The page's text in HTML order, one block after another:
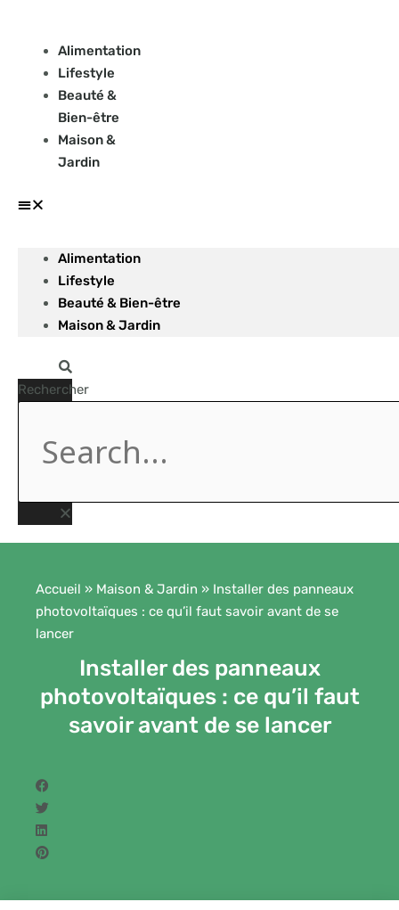
contenu
Alimentation
Lifestyle
Beauté &
Bien-être
Maison &
Jardin
Alimentation
Lifestyle
Beauté & Bien-être
Maison & Jardin
Rechercher
Accueil » Maison & Jardin » Installer des panneaux
photovoltaïques : ce qu’il faut savoir avant de se
lancer
Installer des panneaux
photovoltaïques : ce qu’il faut
savoir avant de se lancer